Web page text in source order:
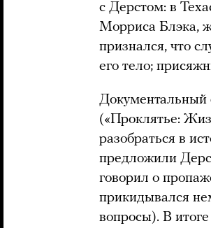
с Дерстом: в
Морриса Блэка,
признался, что
его тело;
Документальный
(«Проклятье:
разобраться в
предложили
говорил о
прикидывался
вопросы). В